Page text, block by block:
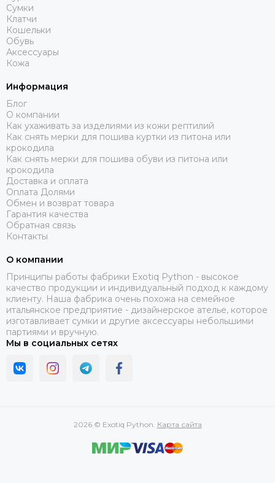
Сумки
Клатчи
Кошельки
Обувь
Аксессуары
Кожа
Информация
Блог
О компании
Как ухаживать за изделиями из кожи рептилий
Как снять мерки для пошива куртки из питона или
крокодила
Как снять мерки для пошива обуви из питона или
крокодила
Доставка и оплата
Оплата Долями
Обмен и возврат товара
Гарантия качества
Обратная связь
Контакты
О компании
Принципы работы фабрики Exotiq Python - высокое
качество продукции и индивидуальный подход к каждому
клиенту. Наша фабрика очень похожа на семейное
итальянское предприятие - дизайнерское ателье, которое
изготавливает сумки и другие аксессуары небольшими
партиями и вручную.
Мы в социальных сетях
2026 © Exotiq Python. Карта сайта